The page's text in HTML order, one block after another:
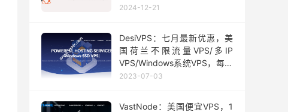
限流量，5个IP，月付$15
2024-12-21
DesiVPS：七月最新优惠，美
国荷兰不限流量VPS/多IP
VPS/Windows系统VPS，每年
免费换6次IP，免费10Gbps
2023-07-03
VastNode：美国便宜VPS，1